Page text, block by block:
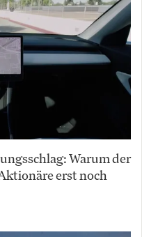
Warum der
erst noch